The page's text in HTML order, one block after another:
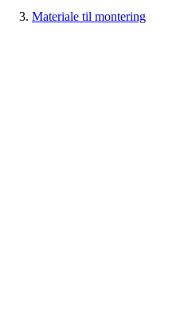
Materiale til montering